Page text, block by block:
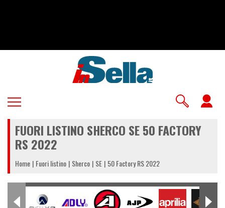
FUORI LISTINO SHERCO SE 50 FACTORY
RS 2022
Home Fuori listino Sherco SE 50 Factory RS 2022